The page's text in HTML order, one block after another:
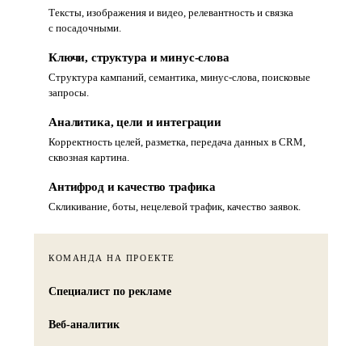
Тексты, изображения и видео, релевантность и связка
с посадочными.
Ключи, структура и минус-слова
Структура кампаний, семантика, минус-слова, поисковые
запросы.
Аналитика, цели и интеграции
Корректность целей, разметка, передача данных в CRM,
сквозная картина.
Антифрод и качество трафика
Скликивание, боты, нецелевой трафик, качество заявок.
КОМАНДА НА ПРОЕКТЕ
Специалист по рекламе
Веб-аналитик